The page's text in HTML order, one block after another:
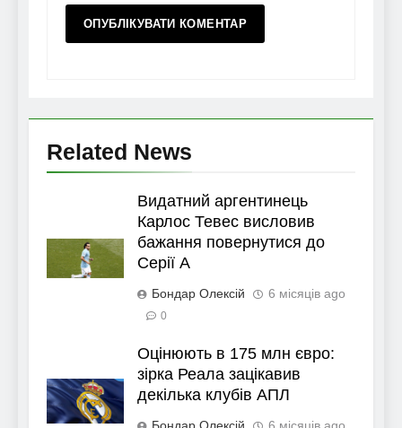
Related News
Видатний аргентинець
Карлос Тевес висловив
бажання повернутися до
Серії А
Бондар Олексій 6 місяців ago
0
Оцінюють в 175 млн євро:
зірка Реала зацікавив
декілька клубів АПЛ